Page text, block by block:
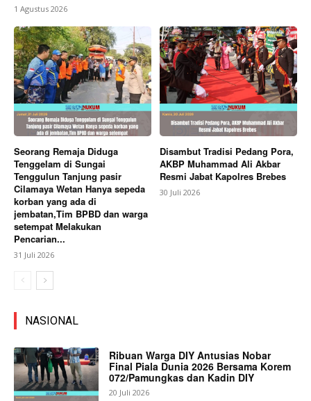
1 Agustus 2026
Seorang Remaja Diduga
Tenggelam di Sungai
Tenggulun Tanjung pasir
Cilamaya Wetan Hanya sepeda
korban yang ada di
jembatan,Tim BPBD dan warga
setempat Melakukan
Pencarian...
31 Juli 2026
Disambut Tradisi Pedang Pora,
AKBP Muhammad Ali Akbar
Resmi Jabat Kapolres Brebes
30 Juli 2026
NASIONAL
Ribuan Warga DIY Antusias Nobar
Final Piala Dunia 2026 Bersama Korem
072/Pamungkas dan Kadin DIY
20 Juli 2026